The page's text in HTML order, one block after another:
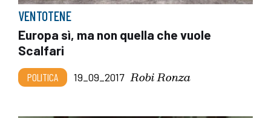
VENTOTENE
Europa sì, ma non quella che vuole
Scalfari
POLITICA 19_09_2017 Robi Ronza